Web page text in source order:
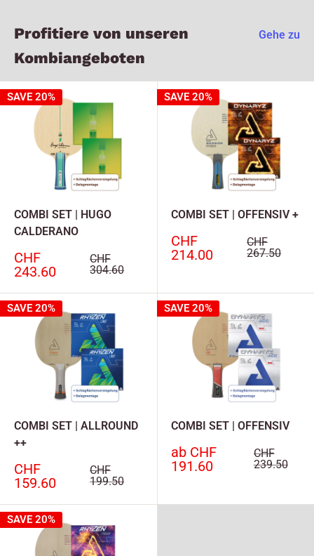
Profitiere von unseren
Kombiangeboten
Gehe zu
SAVE 20%
COMBI SET | HUGO
CALDERANO
Sonderpreis
CHF
243.60
Normalpreis
CHF
304.60
SAVE 20%
COMBI SET | OFFENSIV +
Sonderpreis
CHF
214.00
Normalpreis
CHF
267.50
SAVE 20%
COMBI SET | ALLROUND
++
Sonderpreis
CHF
159.60
Normalpreis
CHF
199.50
SAVE 20%
COMBI SET | OFFENSIV
Sonderpreis
ab CHF
191.60
Normalpreis
CHF
239.50
SAVE 20%